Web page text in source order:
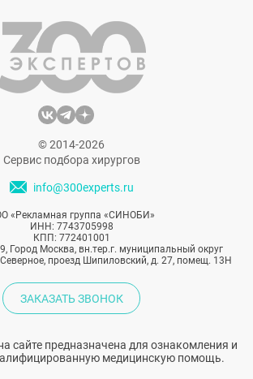
© 2014-2026
Сервис подбора хирургов
info@300experts.ru
«Рекламная группа «СИНОБИ»
ИНН: 7743705998
КПП: 772401001
Город Москва, вн.тер.г. муниципальный округ
проезд Шипиловский, д. 27, помещ. 13Н
ЗАКАЗАТЬ ЗВОНОК
сайте предназначена для ознакомления и
медицинскую помощь.